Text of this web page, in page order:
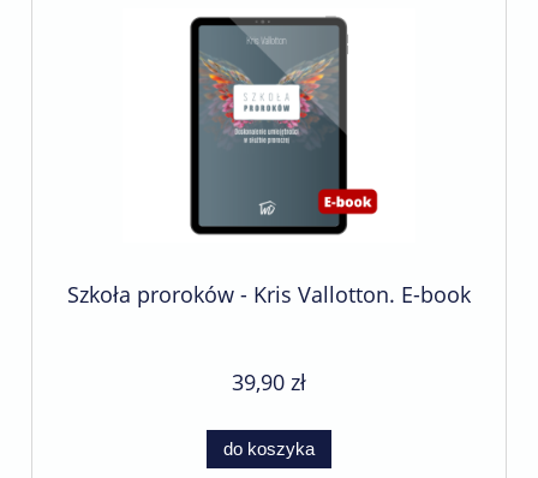
Szkoła proroków - Kris Vallotton. E-book
39,90 zł
do koszyka